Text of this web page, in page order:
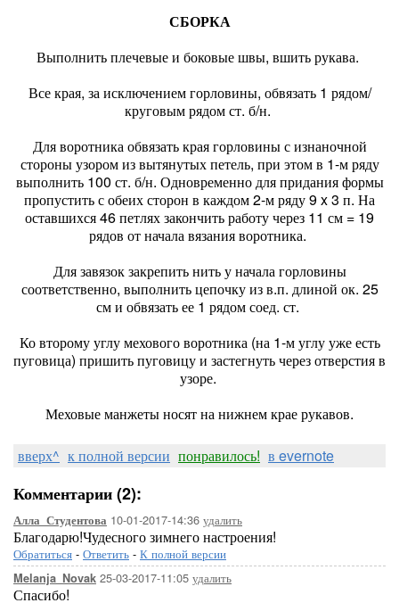
СБОРКА
Выполнить плечевые и боковые швы, вшить рукава.
Все края, за исключением горловины, обвязать 1 рядом/
круговым рядом ст. б/н.
Для воротника обвязать края горловины с изнаночной
стороны узором из вытянутых петель, при этом в 1-м ряду
выполнить 100 ст. б/н. Одновременно для придания формы
пропустить с обеих сторон в каждом 2-м ряду 9 x 3 п. На
оставшихся 46 петлях закончить работу через 11 см = 19
рядов от начала вязания воротника.
Для завязок закрепить нить у начала горловины
соответственно, выполнить цепочку из в.п. длиной ок. 25
см и обвязать ее 1 рядом соед. ст.
Ко второму углу мехового воротника (на 1-м углу уже есть
пуговица) пришить пуговицу и застегнуть через отверстия в
узоре.
Меховые манжеты носят на нижнем крае рукавов.
вверх^ к полной версии понравилось! в evernote
Комментарии (2):
Алла_Студентова 10-01-2017-14:36 удалить
Благодарю!Чудесного зимнего настроения!
Обратиться - Ответить - К полной версии
Melanja_Novak 25-03-2017-11:05 удалить
Спасибо!